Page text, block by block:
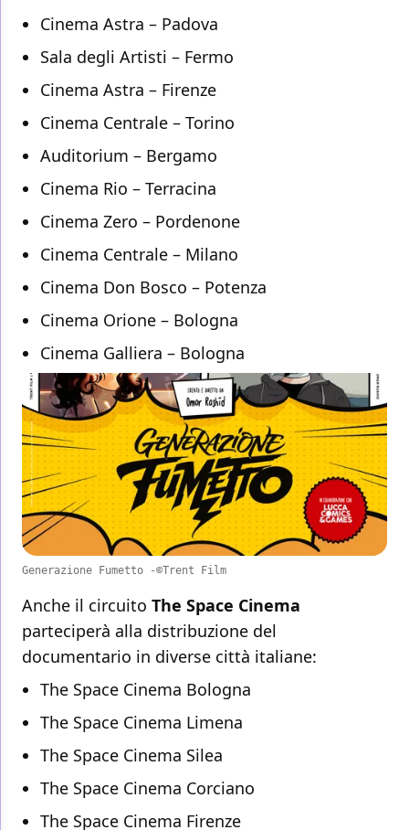
Cinema Astra – Padova
Sala degli Artisti – Fermo
Cinema Astra – Firenze
Cinema Centrale – Torino
Auditorium – Bergamo
Cinema Rio – Terracina
Cinema Zero – Pordenone
Cinema Centrale – Milano
Cinema Don Bosco – Potenza
Cinema Orione – Bologna
Cinema Galliera – Bologna
Generazione Fumetto -©Trent Film
Anche il circuito The Space Cinema
parteciperà alla distribuzione del
documentario in diverse città italiane:
The Space Cinema Bologna
The Space Cinema Limena
The Space Cinema Silea
The Space Cinema Corciano
The Space Cinema Firenze